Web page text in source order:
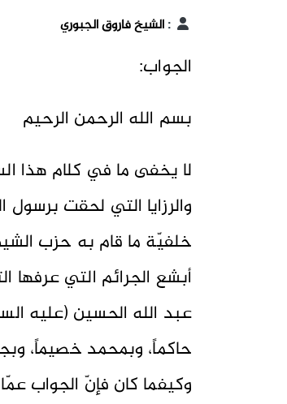
:الشيخ فاروق الجبوري
الجواب:
بسم الله الرحمن الرحيم
لا يخفى ما في كلام هذا
والرزايا التي لحقت
خلفيّة ما قام به حزب
أبشع الجرائم التي عرفها
عبد الله الحسين (عليه
حاكماً، وبمحمد خصيماً،
وكيفما كان فإنّ الجواب